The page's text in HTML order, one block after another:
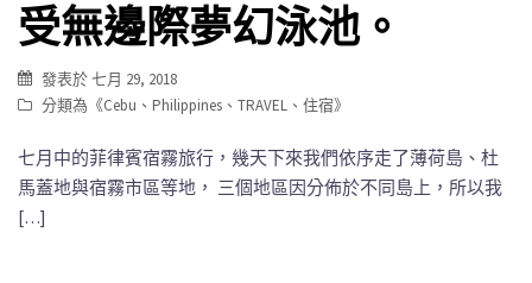
受無邊際夢幻泳池。
發表於七月 29, 2018
分類為《Cebu 、 Philippines 、 TRAVEL 、 住宿》
七月中的菲律賓宿霧旅行，幾天下來我們依序走了薄荷島、杜
馬蓋地與宿霧市區等地， 三個地區因分佈於不同島上，所以我
[…]